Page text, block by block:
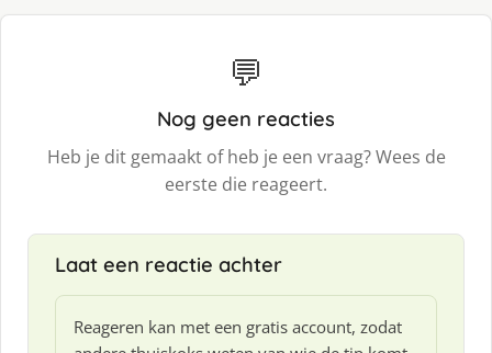
💬
Nog geen reacties
Heb je dit gemaakt of heb je een vraag? Wees de
eerste die reageert.
Laat een reactie achter
Reageren kan met een gratis account, zodat